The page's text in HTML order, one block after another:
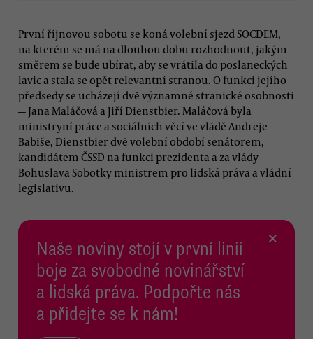
První říjnovou sobotu se koná volební sjezd SOCDEM,
na kterém se má na dlouhou dobu rozhodnout, jakým
směrem se bude ubírat, aby se vrátila do poslaneckých
lavic a stala se opět relevantní stranou. O funkci jejího
předsedy se ucházejí dvě významné stranické osobnosti
— Jana Maláčová a Jiří Dienstbier. Maláčová byla
ministryní práce a sociálních věcí ve vládě Andreje
Babiše, Dienstbier dvě volební období senátorem,
kandidátem ČSSD na funkci prezidenta a za vlády
Bohuslava Sobotky ministrem pro lidská práva a vládní
legislativu.
Naše noviny stojí v první linii
boje za svobodné novinářství
a lidská práva. Podpořte nás
a přidejte se k nám!
×